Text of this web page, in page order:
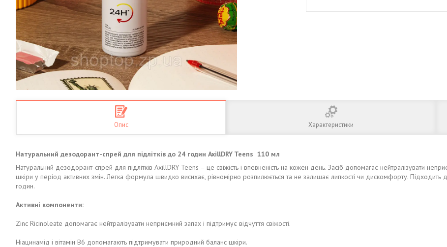
Опис Характеристики
Натуральний дезодорант-спрей для підлітків до 24 годин AxillDRY Teens 110 мл
Натуральний дезодорант-спрей для підлітків AxillDRY Teens – це свіжість і впевненість на кожен день. Засіб допомагає нейтралізувати
шкіри у період активних змін. Легка формула швидко висихає, рівномірно розпилюється та не залишає липкості чи дискомфорту. Підходить
годин.
Активні компоненти:
Zinc Ricinoleate допомагає нейтралізувати неприємний запах і підтримує відчуття свіжості.
Ніацинамід і вітамін B6 допомагають підтримувати природний баланс шкіри.